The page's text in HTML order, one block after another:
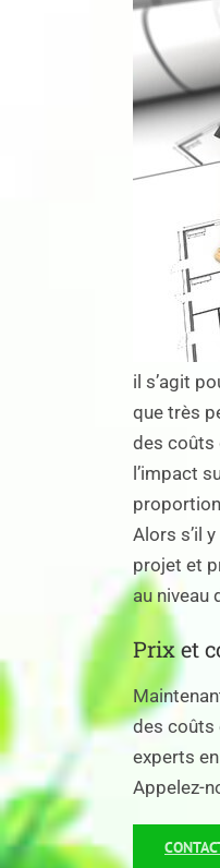
il s’agit
que très
des coûts
l’impact
Alors s’il
projet et
au niveau
Prix et
des coûts
experts
Appelez-